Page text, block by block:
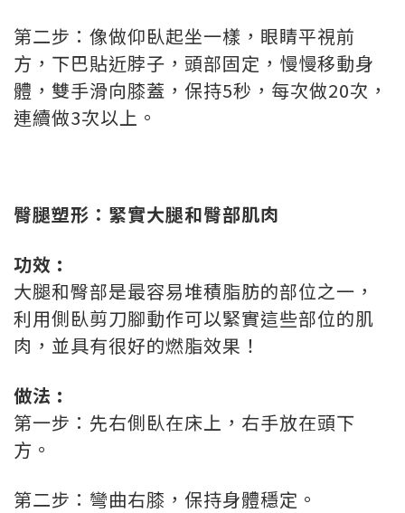
第二步：像做仰臥起坐一樣，眼睛平視前
方，下巴貼近脖子，頭部固定，慢慢移動身
體，雙手滑向膝蓋，保持5秒，每次做20次，
連續做3次以上。
臀腿塑形：緊實大腿和臀部肌肉
功效 :
大腿和臀部是最容易堆積脂肪的部位之一，
利用側臥剪刀腳動作可以緊實這些部位的肌
肉，並具有很好的燃脂效果！
做法 :
第一步：先右側臥在床上，右手放在頭下
方。
第二步：彎曲右膝，保持身體穩定。